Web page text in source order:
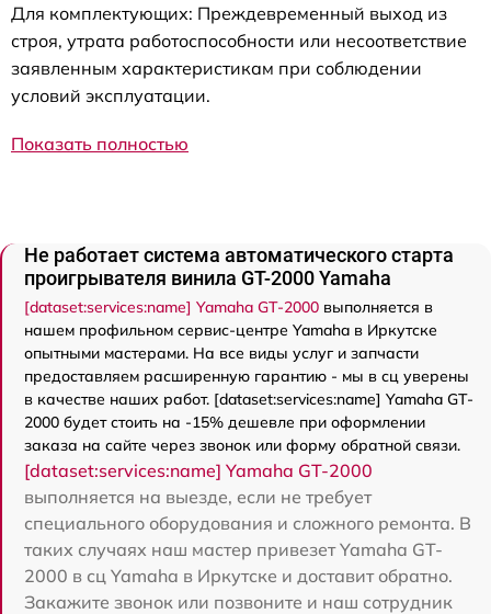
Для комплектующих: Преждевременный выход из
строя, утрата работоспособности или несоответствие
заявленным характеристикам при соблюдении
условий эксплуатации.
Показать полностью
Не работает система автоматического старта
проигрывателя винила GT-2000 Yamaha
[dataset:services:name] Yamaha GT-2000 выполняется в
нашем профильном сервис-центре Yamaha в Иркутске
опытными мастерами. На все виды услуг и запчасти
предоставляем расширенную гарантию - мы в сц уверены
в качестве наших работ. [dataset:services:name] Yamaha GT-
2000 будет стоить на -15% дешевле при оформлении
заказа на сайте через звонок или форму обратной связи.
[dataset:services:name] Yamaha GT-2000
выполняется на выезде, если не требует
специального оборудования и сложного ремонта. В
таких случаях наш мастер привезет Yamaha GT-
2000 в сц Yamaha в Иркутске и доставит обратно.
Закажите звонок или позвоните и наш сотрудник